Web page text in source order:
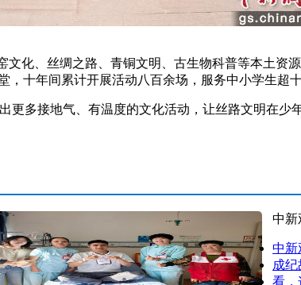
、丝绸之路、青铜文明、古生物科普等本土资
十年间累计开展活动八百余场，服务中小学生超十
接地气、有温度的文化活动，让丝路文明在少
中新
中新
成
看，